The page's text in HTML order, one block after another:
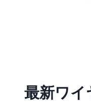
最新ワイ